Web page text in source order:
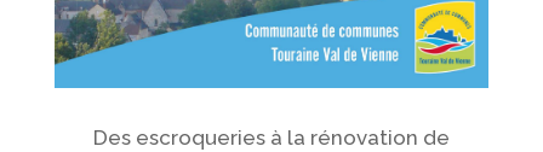
Des escroqueries à la rénovation de